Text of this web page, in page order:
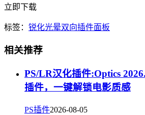
立即下载
标签： 锐化光晕双向插件面板
相关推荐
PS/LR汉化插件:Optics
插件，一键解锁电影质感
PS插件2026-08-05